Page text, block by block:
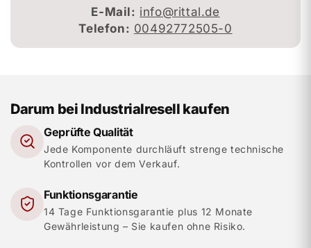
E-Mail: info@rittal.de
Telefon: 00492772505-0
Darum bei Industrialresell kaufen
Geprüfte Qualität
Jede Komponente durchläuft strenge technische
Kontrollen vor dem Verkauf.
Funktionsgarantie
14 Tage Funktionsgarantie plus 12 Monate
Gewährleistung – Sie kaufen ohne Risiko.